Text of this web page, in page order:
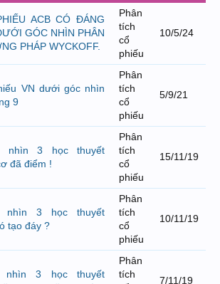
ACB CÓ ĐÁNG
GÓC NHÌN PHÂN
PHÁP WYCKOFF.
Phân
tích
cổ
phiếu
10/5/24
VN dưới góc nhìn
9
Phân
tích
cổ
phiếu
5/9/21
nhìn 3 học thuyết
đã điểm !
Phân
tích
cổ
phiếu
15/11/19
nhìn 3 học thuyết
tạo đáy ?
Phân
tích
cổ
phiếu
10/11/19
nhìn 3 học thuyết
Phân
tích
7/11/19